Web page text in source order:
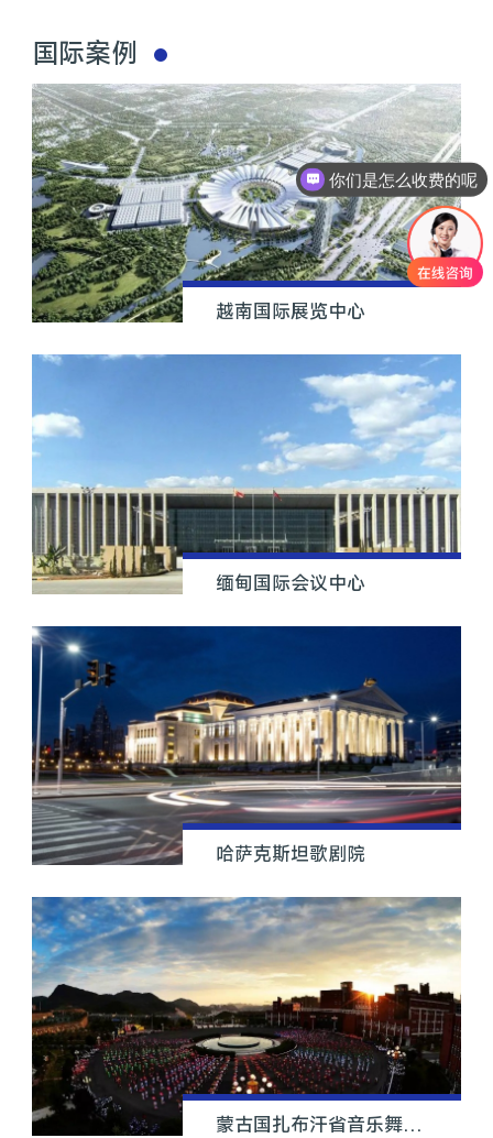
国际案例
越南国际展览中心
缅甸国际会议中心
哈萨克斯坦歌剧院
蒙古国扎布汗省音乐舞蹈学院
你们是怎么收费的呢